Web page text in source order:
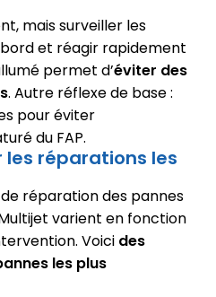
mais surveiller les
et réagir rapidement
permet d’éviter des
. Autre réflexe de base :
pour éviter
du FAP.
réparations les
réparation des pannes
varient en fonction
Voici des
les plus